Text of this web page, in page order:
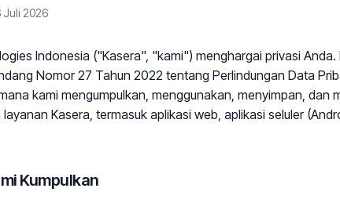
Juli 2026
Indonesia ("Kasera", "kami") menghargai privasi Anda.
Nomor 27 Tahun 2022 tentang Perlindungan Data
kami mengumpulkan, menggunakan, menyimpan, dan
Kasera, termasuk aplikasi web, aplikasi seluler
Kumpulkan